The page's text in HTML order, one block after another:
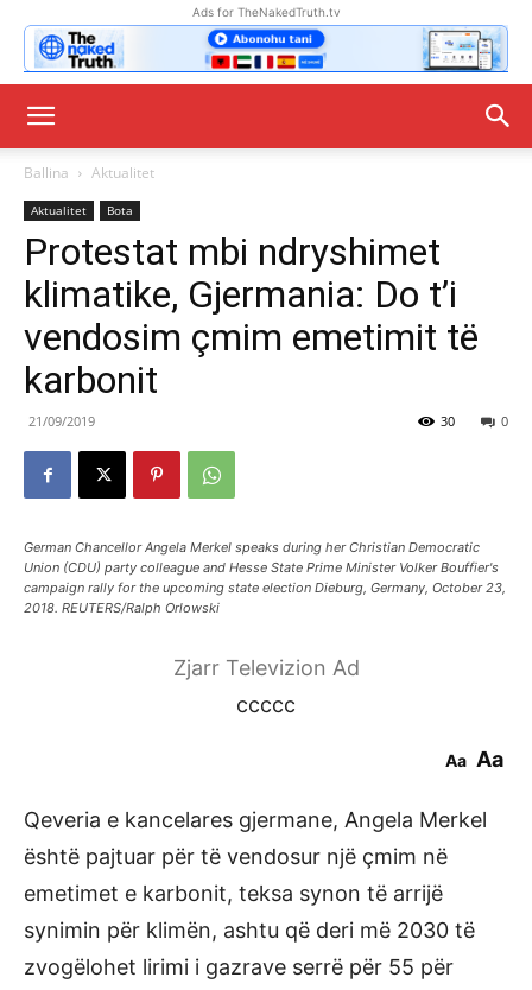
Ads for TheNakedTruth.tv
Ballina Aktualitet
Aktualitet Bota
Protestat mbi ndryshimet
klimatike, Gjermania: Do t’i
vendosim çmim emetimit të
karbonit
21/09/2019 0
30
German Chancellor Angela Merkel speaks during her Christian Democratic
Union (CDU) party colleague and Hesse State Prime Minister Volker Bouffier's
campaign rally for the upcoming state election Dieburg, Germany, October 23,
2018. REUTERS/Ralph Orlowski
Zjarr Televizion Ad
ccccc
Aa Aa
Qeveria e kancelares gjermane, Angela Merkel
është pajtuar për të vendosur një çmim në
emetimet e karbonit, teksa synon të arrijë
synimin për klimën, ashtu që deri më 2030 të
zvogëlohet lirimi i gazrave serrë për 55 për